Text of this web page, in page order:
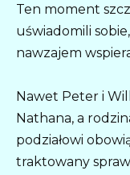
Ten moment
uświadomili
nawzajem
Nawet Peter i
Nathana, a
podziałowi
traktowany